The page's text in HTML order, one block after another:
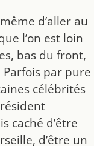
d’aller au
l’on est loin
bas du front,
par pure
célébrités
caché d’être
d’être un